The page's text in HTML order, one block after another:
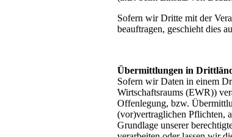
Sofern wir Dritte mit der
beauftragen, geschieht dies
Übermittlungen in
Sofern wir Daten in einem
Wirtschaftsraums (EWR))
Offenlegung, bzw.
(vor)vertraglichen Pflichten,
Grundlage unserer